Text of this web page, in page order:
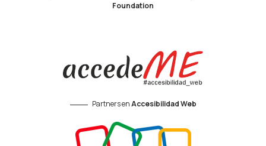
Foundation
Partners enAccesibilidad Web